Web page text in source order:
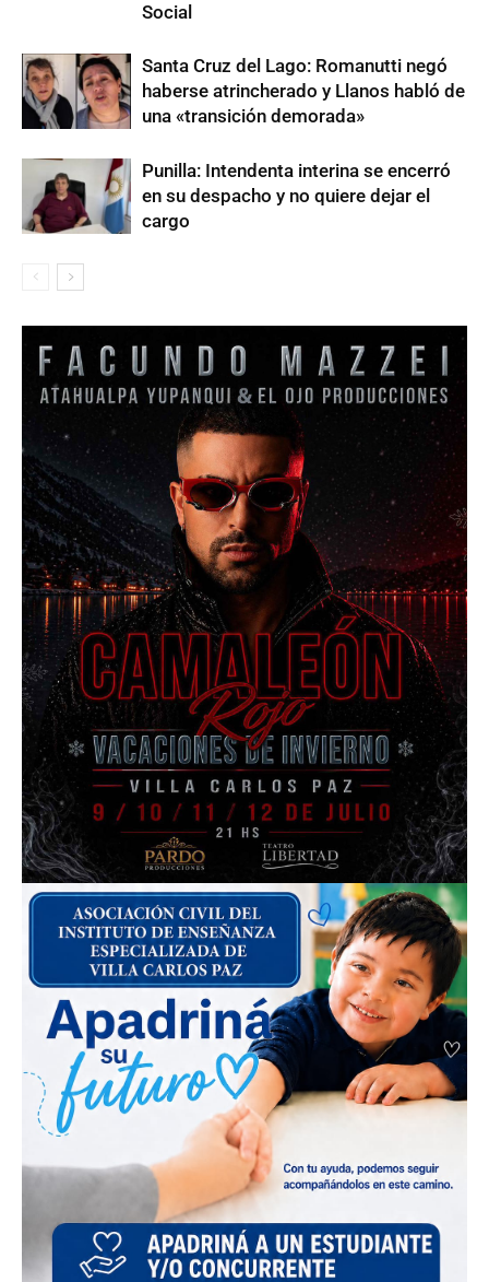
Social
Santa Cruz del Lago: Romanutti negó
haberse atrincherado y Llanos habló de
una «transición demorada»
Punilla: Intendenta interina se encerró
en su despacho y no quiere dejar el
cargo